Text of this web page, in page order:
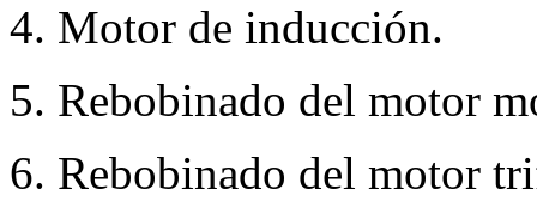
4. Motor de inducción.
5. Rebobinado del motor
6. Rebobinado del motor